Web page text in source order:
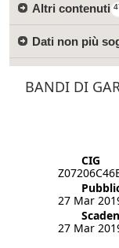
Altri contenuti
Dati non più
BANDI DI
CIG
27 Mar
27 Mar